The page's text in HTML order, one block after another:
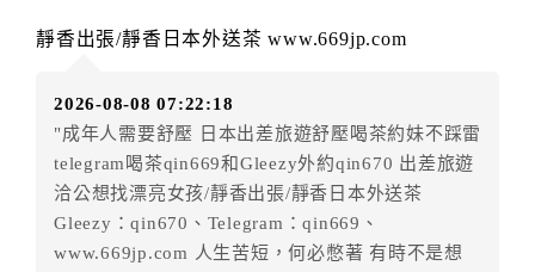
繼續後續訂購流程，當使用者繼續使用本網站訂房時，
與規則。
．未滿18歲之使用者無法單獨住宿，一經查獲可拒絕入
住，訂金恕不退還，請於入住前確認入住者之一需年滿
18歲。
靜香出張/靜香日本外送茶 www.669jp.com
2026-08-08 07:22:18
"成年人需要舒壓 日本出差旅遊舒壓喝茶約妹不踩雷
telegram喝茶qin669和Gleezy外約qin670 出差旅遊
洽公想找漂亮女孩/靜香出張/靜香日本外送茶
Gleezy：qin670、Telegram：qin669、
www.669jp.com 人生苦短，何必憋著 有時不是想